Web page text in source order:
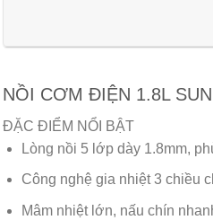
NỒI CƠM ĐIỆN 1.8L
ĐẶC ĐIỂM NỔI BẬT
Lòng nồi 5 lớp dày 1.8mm,
Công nghệ gia nhiệt 3 chiều
Mâm nhiệt lớn, nấu chín